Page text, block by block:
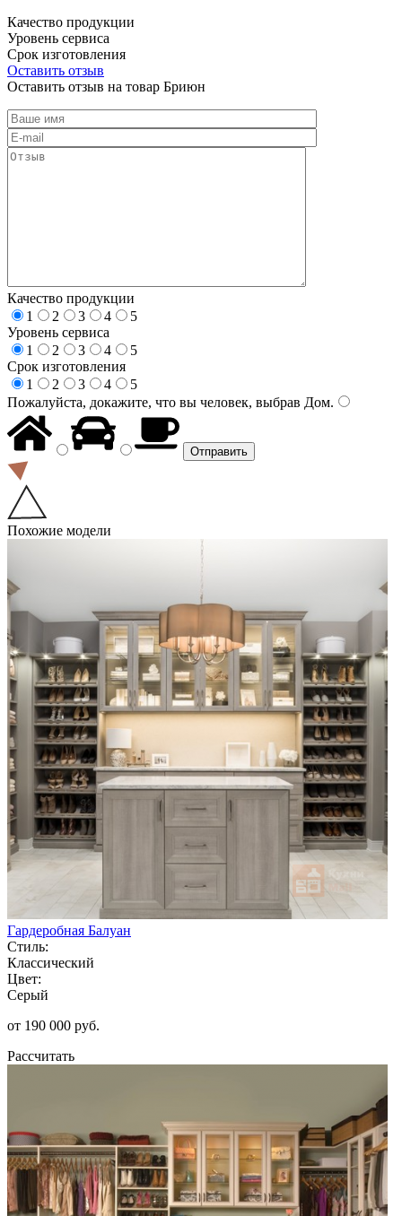
Качество продукции
Уровень сервиса
Срок изготовления
Оставить отзыв
Оставить отзыв на товар Бриюн
Качество продукции
1
2 3 4
5
Уровень сервиса
1
2 3 4
5
Срок изготовления
1
2 3 4
5
Пожалуйста, докажите, что вы человек, выбрав Дом.
Похожие модели
Гардеробная Балуан
Стиль:
Классический
Цвет:
Серый
от 190 000 руб.
Рассчитать